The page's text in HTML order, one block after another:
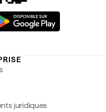
juridiques